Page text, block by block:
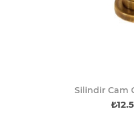
Silindir Cam